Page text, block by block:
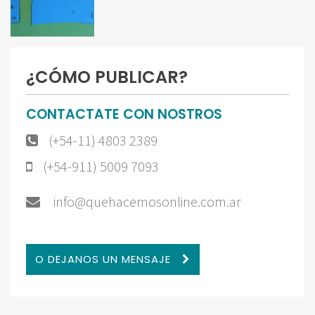
¿CÓMO PUBLICAR?
CONTACTATE CON NOSTROS
(+54-11) 4803 2389
(+54-911) 5009 7093
info@quehacemosonline.com.ar
O DEJANOS UN MENSAJE